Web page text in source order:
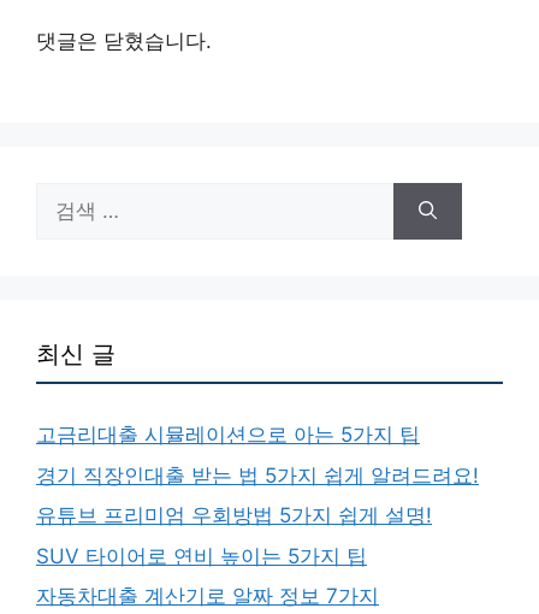
댓글은 닫혔습니다.
색:
최신 글
고금리대출 시뮬레이션으로 아는 5가지 팁
경기 직장인대출 받는 법 5가지 쉽게 알려드려요!
유튜브 프리미엄 우회방법 5가지 쉽게 설명!
SUV 타이어로 연비 높이는 5가지 팁
자동차대출 계산기로 알짜 정보 7가지